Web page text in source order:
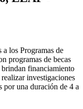
los Programas de
programas de becas
financiamiento
investigaciones
por una duración de 4 a